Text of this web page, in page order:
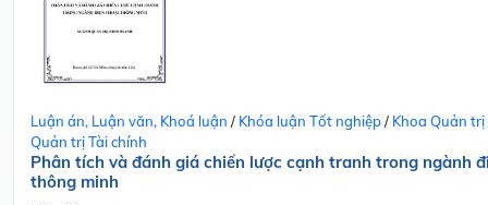
Luận án, Luận văn, Khoá luận / Khóa luận Tốt nghiệp/ Khoa Quản trị
Quản trị Tài chính
Phân tích và đánh giá chiến lược cạnh tranh trong ngành
thông minh